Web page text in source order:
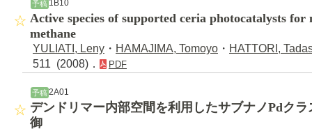
予稿1B10
Active species of supported ceria photocatalysts
methane
YULIATI, Leny ・ HAMAJIMA, Tomoyo ・ HATTORI,
511 (2008)．
PDF
予稿 2A01
デンドリマー内部空間を利用したサブナノPdク
御